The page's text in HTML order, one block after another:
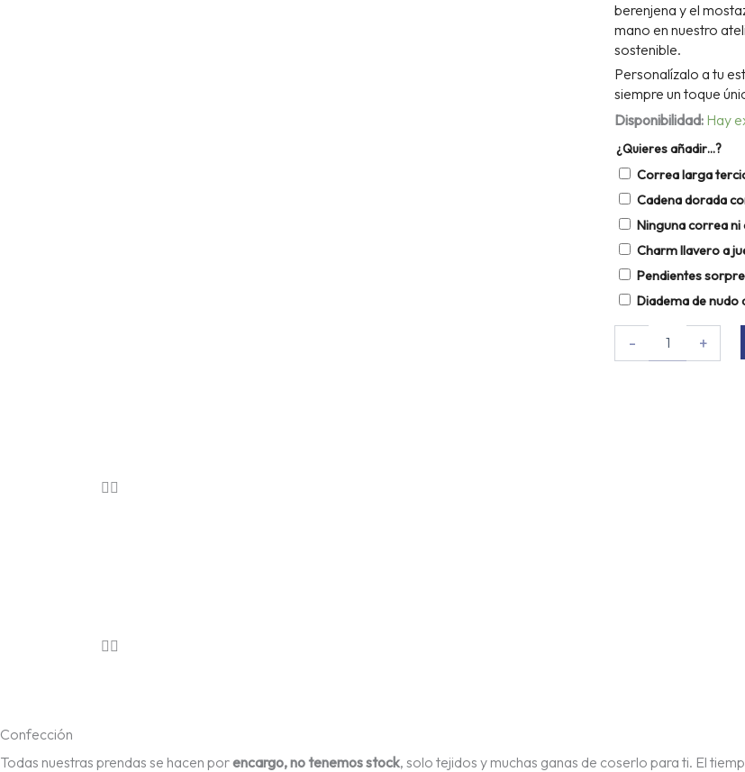
berenjena y el
mano en nuestro
sostenible.
Personalízalo a tu
siempre un toque
Disponibilidad: Hay
¿Quieres añadir…?
Correa larga
Cadena dorada
Ninguna correa ni
Charm llavero a
Pendientes
Diadema de nudo
-
Probag
cantidad
+
Confección
Todas nuestras prendas se hacen porencargo, no tenemos stock, solo tejidos y muchas ganas de coserlo para ti. El